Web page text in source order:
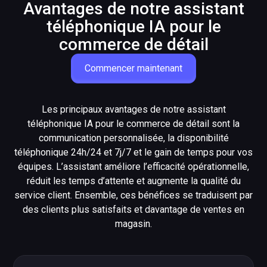
de contact.
Avantages de notre assistant
téléphonique IA pour le
commerce de détail
Commencer maintenant
Les principaux avantages de notre assistant
téléphonique IA pour le commerce de détail sont la
communication personnalisée, la disponibilité
téléphonique 24h/24 et 7j/7 et le gain de temps pour vos
équipes. L’assistant améliore l’efficacité opérationnelle,
réduit les temps d’attente et augmente la qualité du
service client. Ensemble, ces bénéfices se traduisent par
des clients plus satisfaits et davantage de ventes en
magasin.